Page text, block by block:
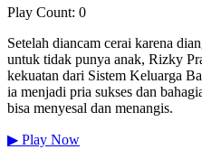
Play Count: 0
Setelah diancam cerai karena
untuk tidak punya anak, Rizky
kekuatan dari Sistem Keluarga
ia menjadi pria sukses dan
bisa menyesal dan menangis.
▶ Play Now